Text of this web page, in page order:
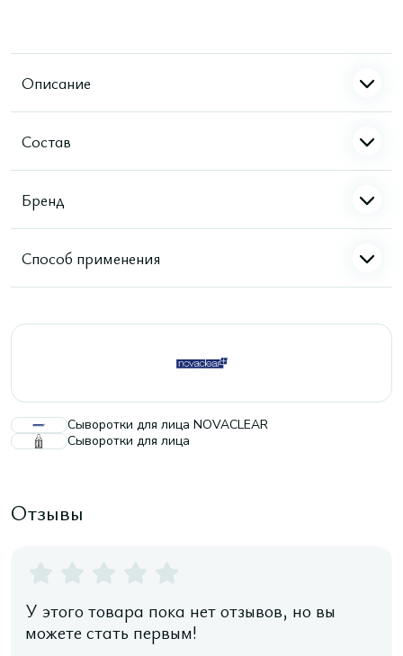
Описание
Состав
Бренд
Способ применения
Сыворотки для лица NOVACLEAR
Сыворотки для лица
Отзывы
У этого товара пока нет отзывов, но вы
можете стать первым!